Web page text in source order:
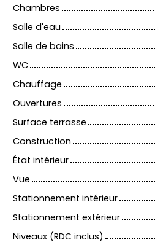
Chambres
Salle d'eau
Salle de bains
WC
Chauffage
Ouvertures
Surface terrasse
Construction
État intérieur
Vue
Stationnement intérieur
Stationnement extérieur
Niveaux (RDC inclus)